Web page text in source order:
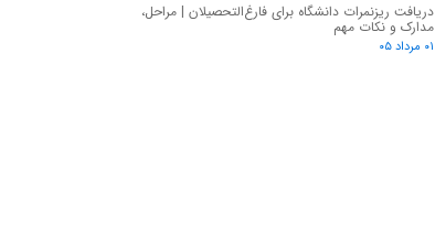
دریافت ریزنمرات دانشگاه برای فارغ‌التحصیلان | مراحل،
مدارک و نکات مهم
۰۱ مرداد ۰۵